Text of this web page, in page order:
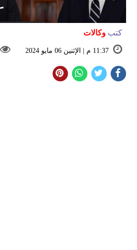
كتب وكالات
11:37 م | الإثنين 06 مايو 2024